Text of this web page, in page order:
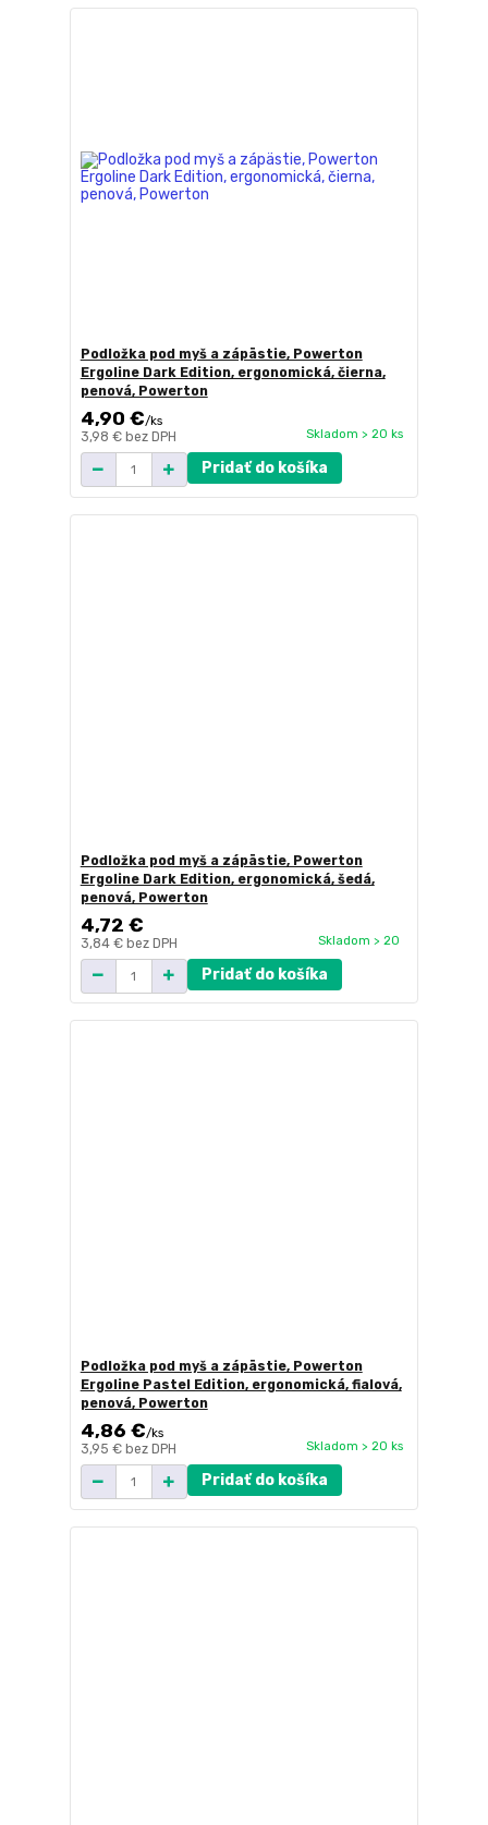
Podložka pod myš a zápästie, Powerton
Ergoline Dark Edition, ergonomická, čierna,
penová, Powerton
4,90 €/ks
3,98 € bez DPH Skladom > 20 ks
Pridať do košíka
Podložka pod myš a zápästie, Powerton
Ergoline Dark Edition, ergonomická, šedá,
penová, Powerton
4,72 €
3,84 € bez DPH Skladom > 20
Pridať do košíka
Podložka pod myš a zápästie, Powerton
Ergoline Pastel Edition, ergonomická, fialová,
penová, Powerton
4,86 €/ks
3,95 € bez DPH Skladom > 20 ks
Pridať do košíka